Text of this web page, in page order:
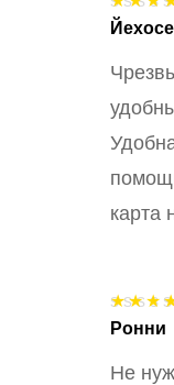
Оценка
карта
Оценка
Ронни
Не